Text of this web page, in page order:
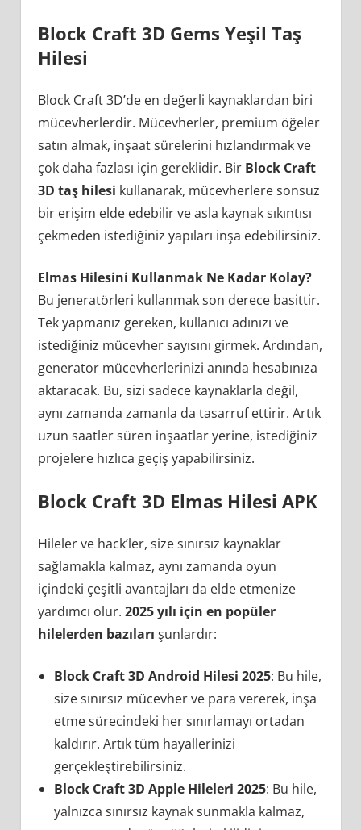
Block Craft 3D Gems Yeşil Taş
Hilesi
Block Craft 3D’de en değerli kaynaklardan biri
mücevherlerdir. Mücevherler, premium öğeler
satın almak, inşaat sürelerini hızlandırmak ve
çok daha fazlası için gereklidir. Bir Block Craft
3D taş hilesi kullanarak, mücevherlere sonsuz
bir erişim elde edebilir ve asla kaynak sıkıntısı
çekmeden istediğiniz yapıları inşa edebilirsiniz.
Elmas Hilesini Kullanmak Ne Kadar Kolay?
Bu jeneratörleri kullanmak son derece basittir.
Tek yapmanız gereken, kullanıcı adınızı ve
istediğiniz mücevher sayısını girmek. Ardından,
generator mücevherlerinizi anında hesabınıza
aktaracak. Bu, sizi sadece kaynaklarla değil,
aynı zamanda zamanla da tasarruf ettirir. Artık
uzun saatler süren inşaatlar yerine, istediğiniz
projelere hızlıca geçiş yapabilirsiniz.
Block Craft 3D Elmas Hilesi APK
Hileler ve hack’ler, size sınırsız kaynaklar
sağlamakla kalmaz, aynı zamanda oyun
içindeki çeşitli avantajları da elde etmenize
yardımcı olur. 2025 yılı için en popüler
hilelerden bazıları şunlardır:
Block Craft 3D Android Hilesi 2025: Bu hile,
size sınırsız mücevher ve para vererek, inşa
etme sürecindeki her sınırlamayı ortadan
kaldırır. Artık tüm hayallerinizi
gerçekleştirebilirsiniz.
Block Craft 3D Apple Hileleri 2025: Bu hile,
yalnızca sınırsız kaynak sunmakla kalmaz,